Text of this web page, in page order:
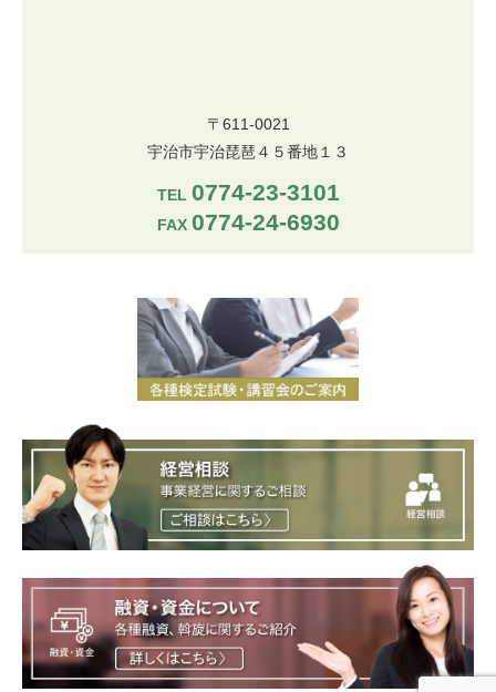
〒611-0021
宇治市宇治琵琶４５番地１３
TEL 0774-23-3101
FAX 0774-24-6930